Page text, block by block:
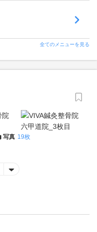
全てのメニューを見る
写真 19枚